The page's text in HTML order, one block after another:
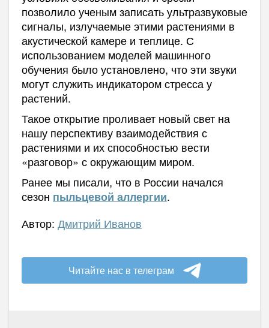
позволило ученым записать ультразвуковые
сигналы, излучаемые этими растениями в
акустической камере и теплице. С
использованием моделей машинного
обучения было установлено, что эти звуки
могут служить индикатором стресса у
растений.
Такое открытие проливает новый свет на
нашу перспективу взаимодействия с
растениями и их способностью вести
«разговор» с окружающим миром.
Ранее мы писали, что в России начался
сезон пыльцевой аллергии.
Автор: Дмитрий Иванов
Читайте нас в телеграм